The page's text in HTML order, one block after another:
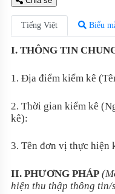
Tiếng Việt Biểu
I. THÔNG TIN
1. Địa điểm kiểm kê
2. Thời gian kiểm kê
kê):
3. Tên đơn vị thực hiện
II. PHƯƠNG PHÁP
hiện thu thập thông